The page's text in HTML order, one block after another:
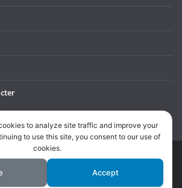
Music In Belgium. All rights reserved.
by ThemeGrill. Powered by
to analyze site traffic and improve your
to use this site, you consent to our use of
cookies.
Accept